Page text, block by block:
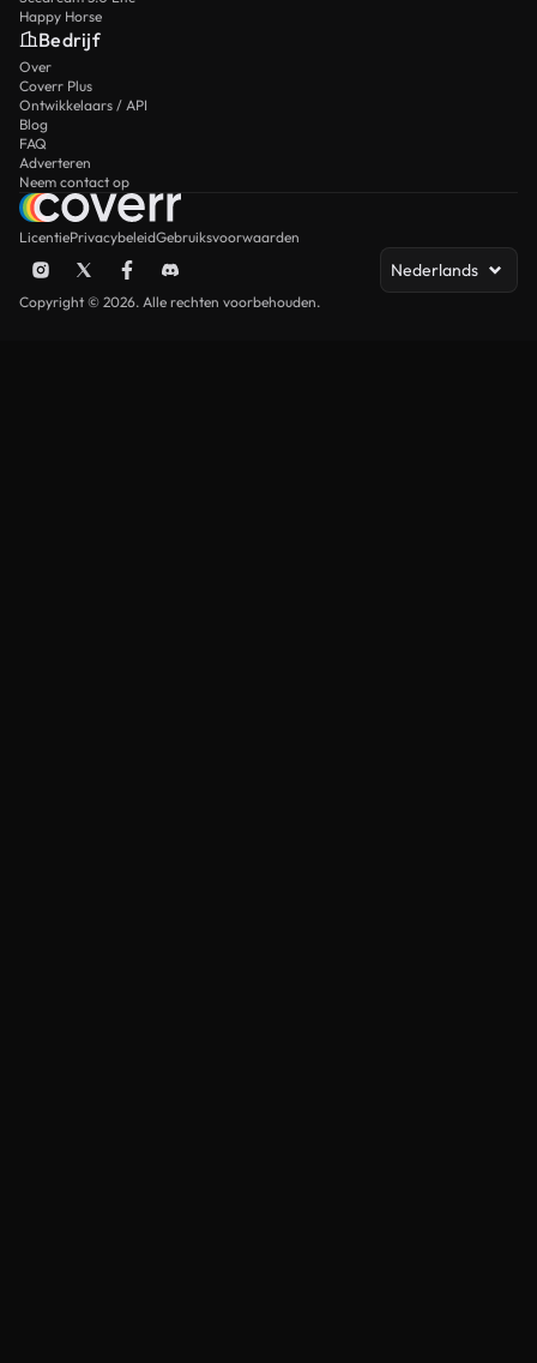
Happy Horse
Bedrijf
Over
Coverr Plus
Ontwikkelaars / API
Blog
FAQ
Adverteren
Neem contact op
LicentiePrivacybeleidGebruiksvoorwaarden
Nederlands
Copyright © 2026. Alle rechten voorbehouden.